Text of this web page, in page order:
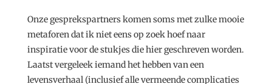
Onze gesprekspartners komen soms met zulke mooie
metaforen dat ik niet eens op zoek hoef naar
inspiratie voor de stukjes die hier geschreven worden.
Laatst vergeleek iemand het hebben van een
levensverhaal (inclusief alle vermeende complicaties